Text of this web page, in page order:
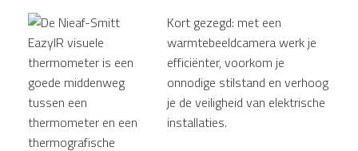
Kort gezegd: met een
warmtebeeldcamera werk je
efficiënter, voorkom je
onnodige stilstand en verhoog
je de veiligheid van elektrische
installaties.